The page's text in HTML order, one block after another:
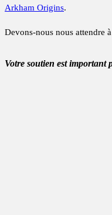
Arkham Origins.
Devons-nous nous attendre
Votre soutien est important